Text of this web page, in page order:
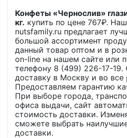
Конфеты «Чернослив»
кг. купить по цене 767₽. Наш
nutsfamily.ru предлагает
большой ассортимент
данный товар оптом и в
on-line на нашем сайте или
телефону 8 (499) 226-17-
доставку в Москву и во все
Предоставляем гарантию
При выборе города,
офиса выдачи, сайт
стоимость доставки.
сможете выбрать
доставки.